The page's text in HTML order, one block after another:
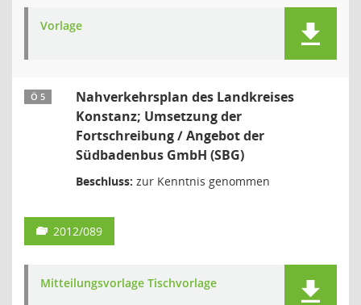
Vorlage
Ö 5
Nahverkehrsplan des Landkreises
Konstanz; Umsetzung der
Fortschreibung / Angebot der
Südbadenbus GmbH (SBG)
Beschluss: zur Kenntnis genommen
2012/089
Mitteilungsvorlage Tischvorlage